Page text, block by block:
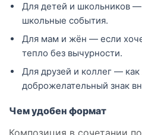
Для детей и школьников —
школьные события.
Для мам и жён — если
тепло без вычурности.
Для друзей и коллег — как
доброжелательный знак
Чем удобен формат